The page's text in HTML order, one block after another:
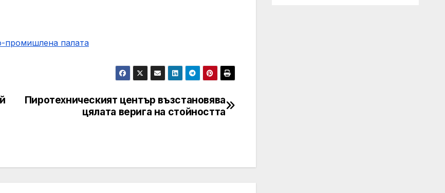
промишлена палaта
Пиротехническият център възстановява
цялата верига на стойността